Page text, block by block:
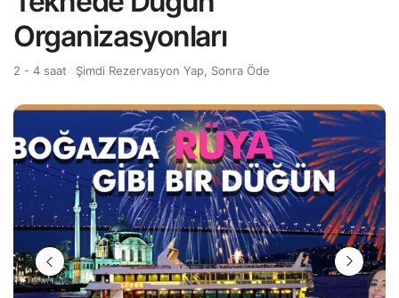
Organizasyonları
2 - 4 saat Şimdi Rezervasyon Yap, Sonra Öde